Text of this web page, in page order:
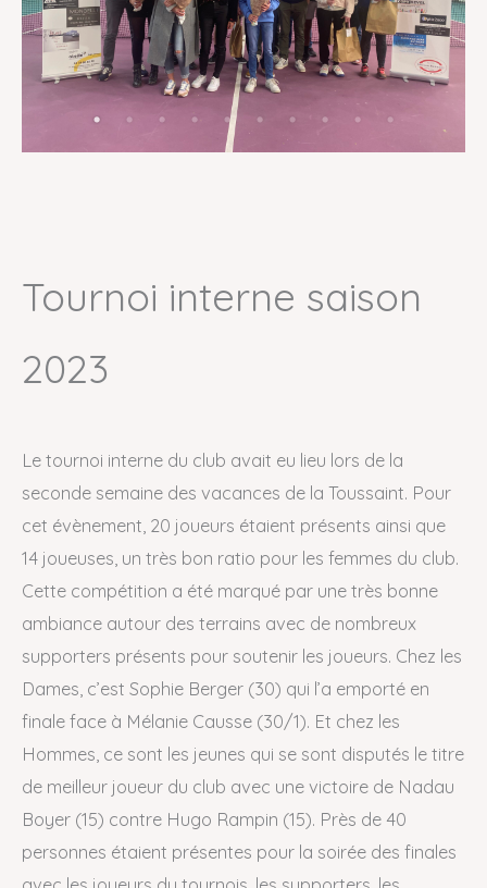
Tournoi interne saison
2023
Le tournoi interne du club avait eu lieu lors de la
seconde semaine des vacances de la Toussaint. Pour
cet évènement, 20 joueurs étaient présents ainsi que
14 joueuses, un très bon ratio pour les femmes du club.
Cette compétition a été marqué par une très bonne
ambiance autour des terrains avec de nombreux
supporters présents pour soutenir les joueurs. Chez les
Dames, c’est Sophie Berger (30) qui l’a emporté en
finale face à Mélanie Causse (30/1). Et chez les
Hommes, ce sont les jeunes qui se sont disputés le titre
de meilleur joueur du club avec une victoire de Nadau
Boyer (15) contre Hugo Rampin (15). Près de 40
personnes étaient présentes pour la soirée des finales